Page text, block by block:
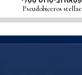
Pseudobiceros stellae